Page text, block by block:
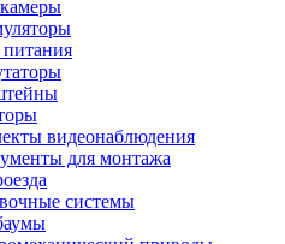
видеонаблюдения
для монтажа
системы